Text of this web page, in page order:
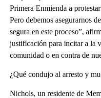
Primera Enmienda a
Pero debemos asegurarnos
segura en este proceso”,
justificación para incitar a la
comunidad o en contra de
¿Qué condujo al arresto y
Nichols, un residente de